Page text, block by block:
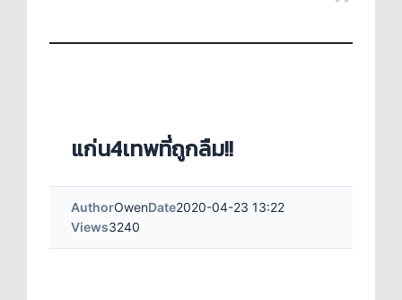
แก่น4เทพที่ถูกลืม!!
AuthorOwenDate2020-04-23 13:22
Views3240